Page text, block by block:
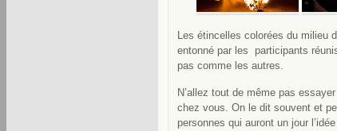
Les étincelles colorées du milieu
entonné par les participants
pas comme les autres.
N’allez tout de même pas
chez vous. On le dit souvent et
personnes qui auront un jour